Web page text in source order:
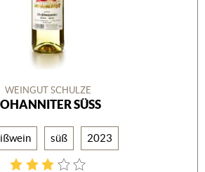
WEINGUT SCHULZE
SÜSS
süß 2023